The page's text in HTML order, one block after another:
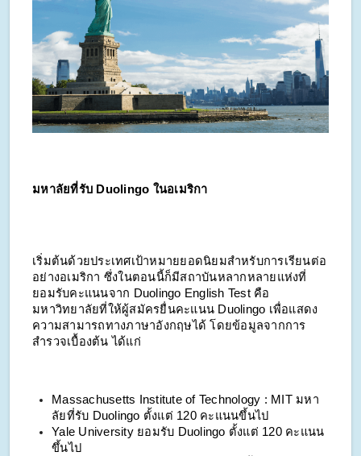
มหาลัยที่รับ Duolingo ในอเมริกา
เริ่มต้นด้วยประเทศเป้าหมายยอดนิยมสำหรับการเรียนต่อ
อย่างอเมริกา ซึ่งในตอนนี้ก็มีสถาบันหลากหลายแห่งที่
ยอมรับคะแนนจาก Duolingo English Test คือ
มหาวิทยาลัยที่ให้ผู้สมัครยื่นคะแนน Duolingo เพื่อแสดง
ความสามารถทางภาษาอังกฤษได้ โดยข้อมูลจากการ
สำรวจเบื้องต้น ได้แก่
Massachusetts Institute of Technology : MIT มหา
ลัยที่รับ Duolingo ตั้งแต่ 120 คะแนนขึ้นไป
Yale University ยอมรับ Duolingo ตั้งแต่ 120 คะแนน
ขึ้นไป